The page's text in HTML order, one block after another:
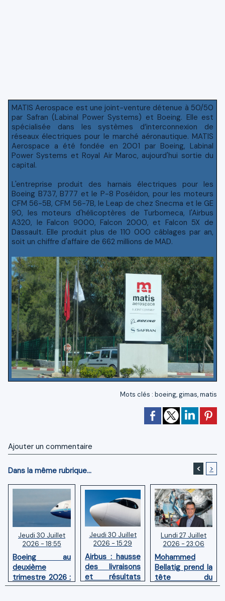
MATIS Aerospace est une joint-venture détenue à 50/50
par Safran (Labinal Power Systems) et Boeing. Elle est
spécialisée dans les systèmes d’interconnexion de
réseaux électriques pour le marché aéronautique. MATIS
Aerospace a été fondée en 2001 par Boeing, Labinal
Power Systems et Royal Air Maroc, aujourd'hui sortie du
capital.
L'entreprise produit des harnais électriques pour les
Boeing B737, B777 et le P-8 Poséidon, pour les moteurs
CFM 56-5B, CFM 56-7B, le Leap de chez Snecma et le GE
90, les moteurs d'hélicoptères de Turbomeca, l'Airbus
A320, le Falcon 9000, Falcon 2000, et Falcon 5X de
Dassault. Elle produit plus de 110 000 câblages par an,
soit un chiffre d'affaire de 662 millions de MAD.
Mots clés : boeing,gimas,matis
Ajouter un commentaire
Dans la même rubrique... < >
Jeudi 30 Juillet
2026 - 18:55
Boeing au
deuxième
trimestre 2026 :
Chiffre d'affaires
Jeudi 30 Juillet
2026 - 15:29
Airbus : hausse
des livraisons
et résultats
financiers
Lundi 27 Juillet
2026 - 23:06
Mohammed
Bellatig prend la
tête du
Groupement